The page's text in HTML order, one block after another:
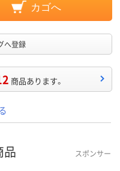
カゴへ
へ登録
商品あります。
品 スポンサー